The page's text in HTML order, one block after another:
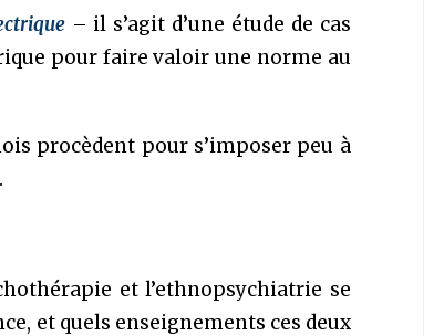
– il s’agit d’une étude de cas
pour faire valoir une norme au
procèdent pour s’imposer peu à
et l’ethnopsychiatrie se
et quels enseignements ces deux